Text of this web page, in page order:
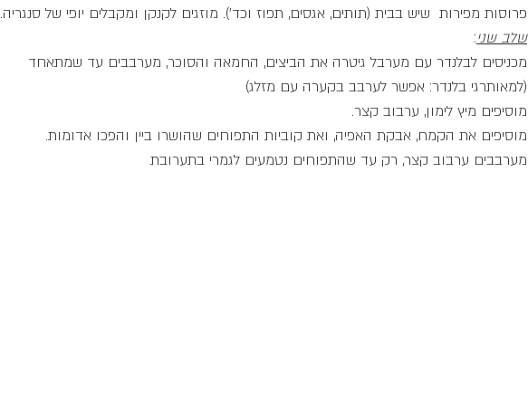
פרוסות מפירות  שיש בבית (תותים, אגסים, תפוז וכד'). מוזגים לקנקן ומקבלים יופי של סנגריה.
שלב שני:
מכניסים לבלנדר עם מערבל גיטרה את הביצים, החמאה והסוכר, מערבבים עד שמתאחד
(למאותרגי בלנדר: אפשר לערבב בקערה עם מזלג)
מוסיפים מיץ לימון, ערבוב קצר.
מוסיפים את הקמח, אבקת האפיה, ואת קוביות התפוחים שהושרו ביין והפכו אדומות.
מערבבים ערבוב קצר, רק עד שהתפוחים נטמעים לגמרי בתערובת